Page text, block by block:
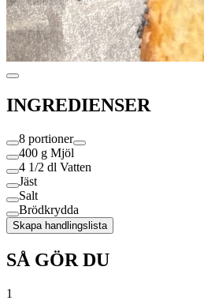
INGREDIENSER
8 portioner
400 g Mjöl
4 1/2 dl Vatten
Jäst
Salt
Brödkrydda
Skapa handlingslista
SÅ GÖR DU
1